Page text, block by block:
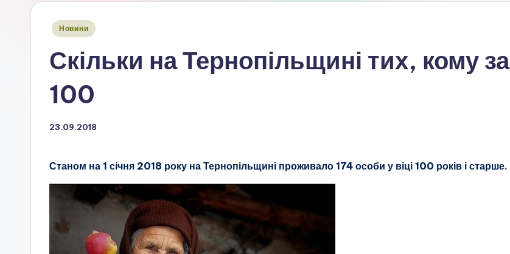
Опубліковано
Новини
Скільки на Тернопільщині тих, кому за
100
23.09.2018
Станом на 1 січня 2018 року на Тернопільщині проживало 174 особи у віці 100 років і старше.